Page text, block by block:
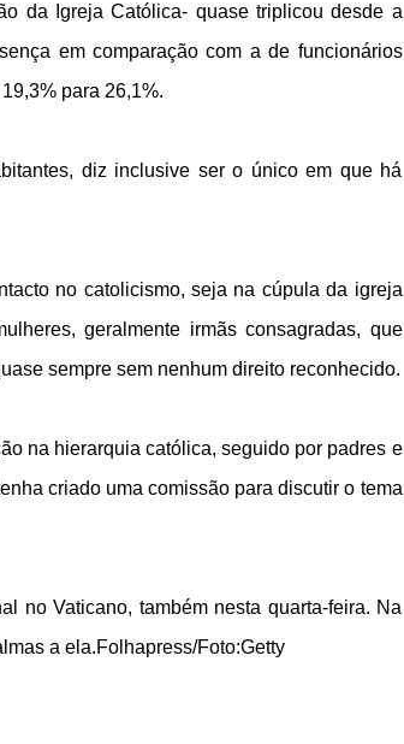
da Igreja Católica- quase triplicou desde a
em comparação com a de funcionários
para 26,1%.
diz inclusive ser o único em que há
no catolicismo, seja na cúpula da igreja
geralmente irmãs consagradas, que
sempre sem nenhum direito reconhecido.
na hierarquia católica, seguido por padres e
criado uma comissão para discutir o tema
no Vaticano, também nesta quarta-feira. Na
a ela.Folhapress/Foto:Getty